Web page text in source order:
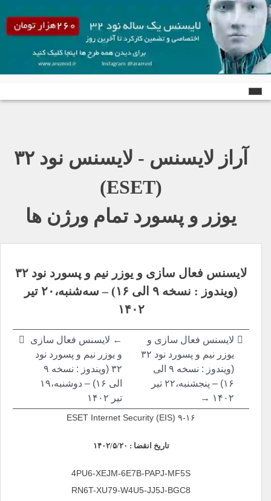
آراز لایسنس - لایسنس نود ٣٢
(ESET)
یوزر و پسورد تمام ورژن ها
لایسنس فعال سازی و یوزر نیم و پسورد نود ۳۲
(ویندوز : نسخه ۹ الی ۱۶) –
سه‌شنبه،۲۰ تیر
۱۴۰۲
راهبری
نوشته
← لایسنس فعال سازی
و یوزر نیم و پسورد نود
۳۲ (ویندوز : نسخه ۹
الی ۱۶) –
دوشنبه،۱۹
تیر ۱۴۰۲
لایسنس فعال سازی و
یوزر نیم و پسورد نود ۳۲
(ویندوز : نسخه ۹ الی
۱۶) –
پنجشنبه،۲۲ تیر
۱۴۰۲ →
ESET Internet Security (EIS) ۹-۱۶
تاریخ انقضا : ۱۴۰۲/۵/۲۰
4PU6-XEJM-6E7B-PAPJ-MF5S
RN6T-XU79-W4U5-JJ5J-BGC8